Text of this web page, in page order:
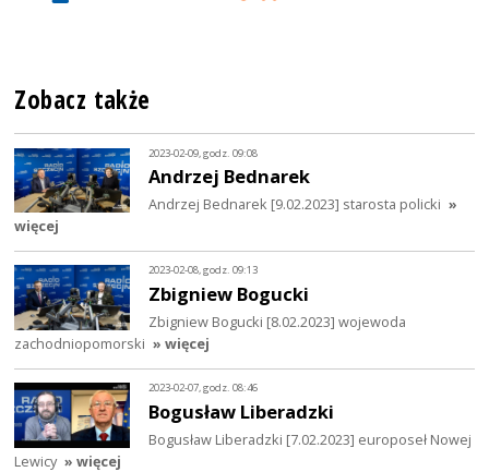
Zobacz także
2023-02-09, godz. 09:08
Andrzej Bednarek
Andrzej Bednarek [9.02.2023] starosta policki »
więcej
2023-02-08, godz. 09:13
Zbigniew Bogucki
Zbigniew Bogucki [8.02.2023] wojewoda
zachodniopomorski » więcej
2023-02-07, godz. 08:46
Bogusław Liberadzki
Bogusław Liberadzki [7.02.2023] europoseł Nowej
Lewicy » więcej